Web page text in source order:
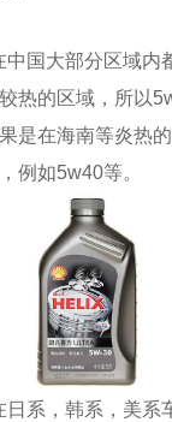
国大部分区域内
热的区域，所以
是在海南等炎热
例如5w40等。
系，韩系，美系